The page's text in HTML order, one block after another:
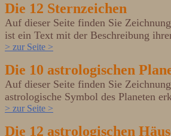
Die 12 Sternzeichen
Auf dieser Seite finden Sie
ist ein Text mit der Beschreibung
> zur Seite >
Die 10 astrologischen
Auf dieser Seite finden Sie
astrologische Symbol des Planeten
> zur Seite >
Die 12 astrologischen